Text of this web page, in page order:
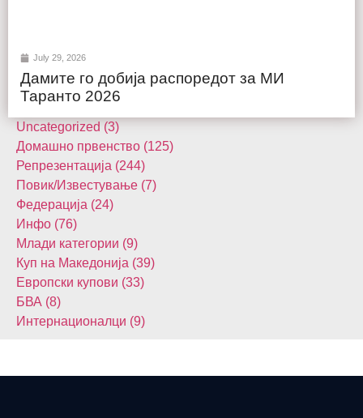
July 29, 2026
Дамите го добија распоредот за МИ
Таранто 2026
Uncategorized (3)
Домашнo првенство (125)
Репрезентација (244)
Повик/Известување (7)
Федерација (24)
Инфо (76)
Млади категории (9)
Куп на Македонија (39)
Европски купови (33)
БВА (8)
Интернационалци (9)